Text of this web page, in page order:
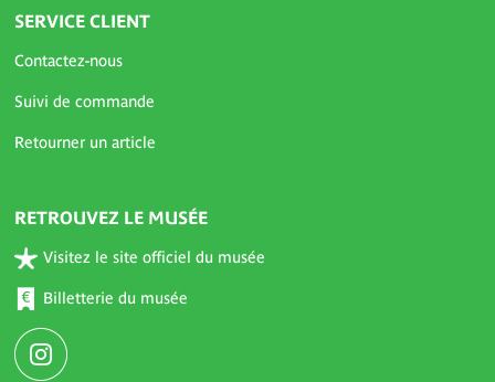
SERVICE CLIENT
Contactez-nous
Suivi de commande
Retourner un article
RETROUVEZ LE MUSÉE
Visitez le site officiel du musée
Billetterie du musée